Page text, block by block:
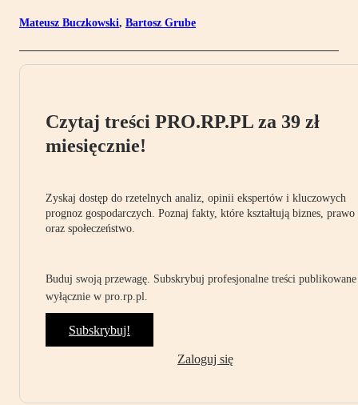
Mateusz Buczkowski, Bartosz Grube
Czytaj treści PRO.RP.PL za 39 zł
miesięcznie!
Zyskaj dostęp do rzetelnych analiz, opinii ekspertów i kluczowych
prognoz gospodarczych. Poznaj fakty, które kształtują biznes, prawo
oraz społeczeństwo.
Buduj swoją przewagę. Subskrybuj profesjonalne treści publikowane
wyłącznie w pro.rp.pl.
Subskrybuj!
Zaloguj się